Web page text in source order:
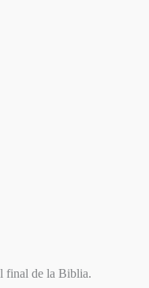
final de la Biblia.